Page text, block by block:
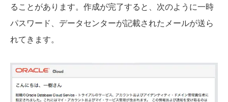
ることがあります。作成が完了すると、次のように一時
パスワード、データセンターが記載されたメールが送ら
れてきます。